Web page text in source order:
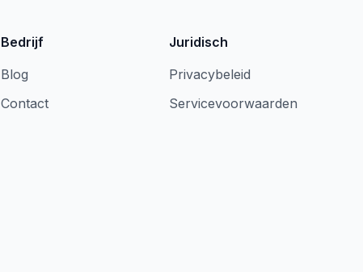
Bedrijf
Blog
Contact
Juridisch
Privacybeleid
Servicevoorwaarden